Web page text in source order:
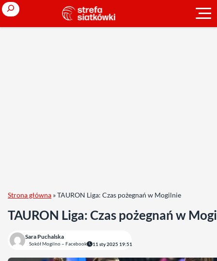
Search
Strona główna »TAURON Liga: Czas pożegnań w Mogilnie
TAURON Liga: Czas pożegnań w
Sara Puchalska
Sokół Mogilno – Facebook 11 sty 2025 19:51